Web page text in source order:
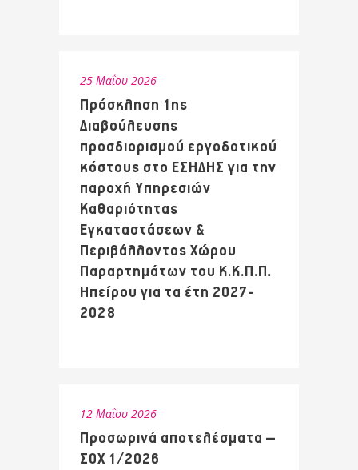
25 Μαΐου 2026
Πρόσκληση 1ης
Διαβούλευσης
προσδιορισμού εργοδοτικού
κόστους στο ΕΣΗΔΗΣ για την
παροχή Υπηρεσιών
Καθαριότητας
Εγκαταστάσεων &
Περιβάλλοντος Χώρου
Παραρτημάτων του Κ.Κ.Π.Π.
Ηπείρου για τα έτη 2027-
2028
12 Μαΐου 2026
Προσωρινά αποτελέσματα –
ΣΟΧ 1/2026